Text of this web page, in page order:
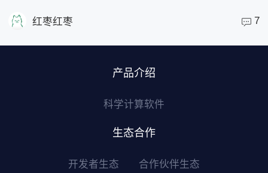
红枣红枣 7
产品介绍
科学计算软件
生态合作
开发者生态 合作伙伴生态